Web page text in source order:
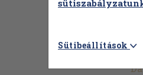
Sütibeállítások